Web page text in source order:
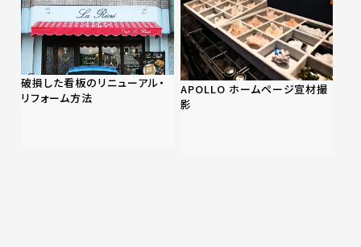
破損した看板のリニューアル・
リフォーム方法
APOLLO ホームページ宣材撮
影